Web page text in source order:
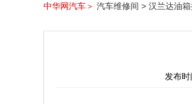
中华网汽车＞ 汽车维修间 > 汉兰达油
发布